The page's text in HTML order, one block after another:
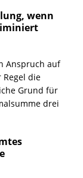
wenn
Anspruch auf
Regel die
Grund für
drei